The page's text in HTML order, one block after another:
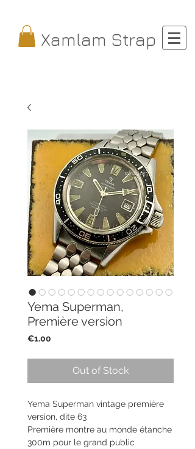
Xamlam Strap
Yema Superman,
Première version
€1.00
Out of Stock
Yema Superman vintage première
version, dite 63
Première montre au monde étanche
300m pour le grand public